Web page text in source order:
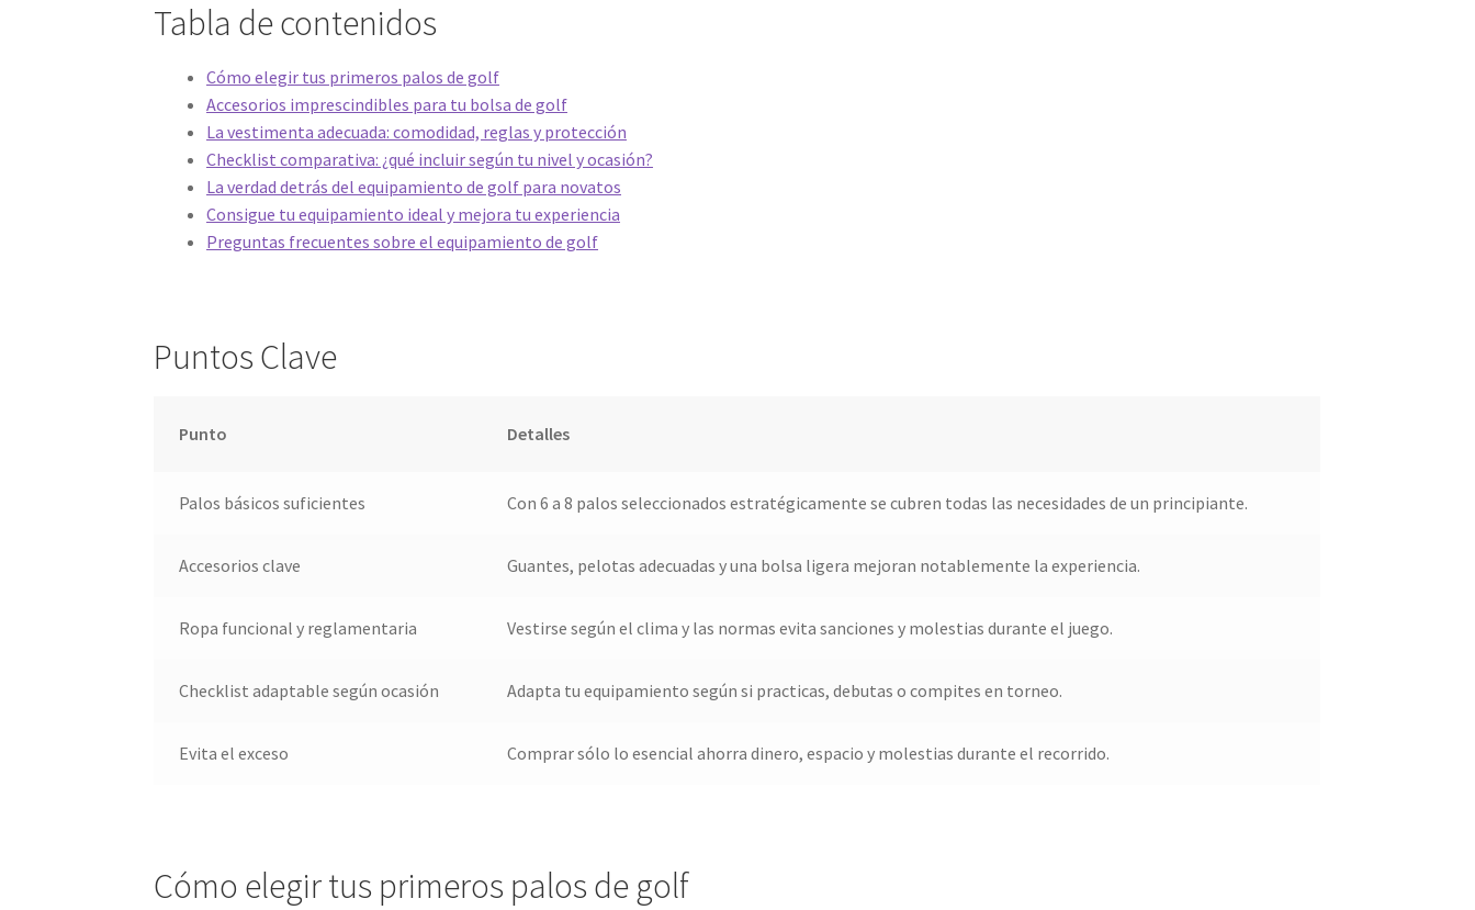
Tabla de contenidos
Cómo elegir tus primeros palos de golf
Accesorios imprescindibles para tu bolsa de golf
La vestimenta adecuada: comodidad, reglas y protección
Checklist comparativa: ¿qué incluir según tu nivel y ocasión?
La verdad detrás del equipamiento de golf para novatos
Consigue tu equipamiento ideal y mejora tu experiencia
Preguntas frecuentes sobre el equipamiento de golf
Puntos Clave
Punto Detalles
Palos básicos suficientes Con 6 a 8 palos seleccionados estratégicamente se cubren todas las necesidades de un principiante.
Accesorios clave Guantes, pelotas adecuadas y una bolsa ligera mejoran notablemente la experiencia.
Ropa funcional y reglamentaria Vestirse según el clima y las normas evita sanciones y molestias durante el juego.
Checklist adaptable según ocasión Adapta tu equipamiento según si practicas, debutas o compites en torneo.
Evita el exceso Comprar sólo lo esencial ahorra dinero, espacio y molestias durante el recorrido.
Cómo elegir tus primeros palos de golf